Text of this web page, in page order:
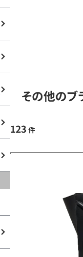
その他のブ
123 件